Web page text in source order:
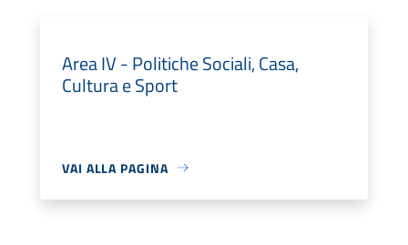
Area IV - Politiche Sociali, Casa,
Cultura e Sport
VAI ALLA PAGINA